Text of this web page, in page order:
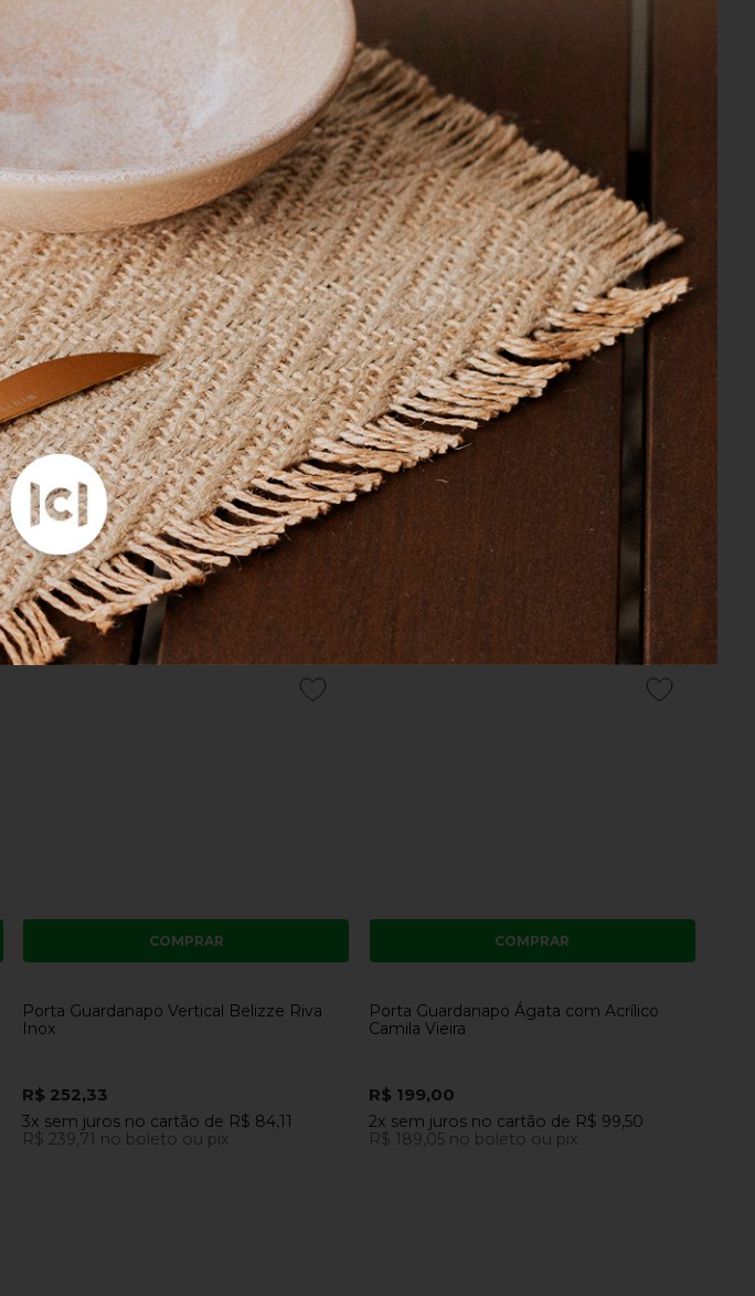
R$ 55,30
R$ 52,53 R$ 52,53
Porta Guardanapo em Vime Natural com
Laranja Sweet Home Decor
R$ 445,00
5x sem jurosno cartãode R$ 89,00
R$ 422,75no boleto ou pix
COMPRAR
Porta Guardanapo Savanah Taj Home
R$ 45,00
no boleto ou pix
COMPRAR
Porta Guardanapo Vertical Belizze Riva
Inox
R$ 252,33
3x sem juros no cartão de R$ 84,11
R$ 239,71 no boleto ou pix
COMPRAR
Porta Guardanapo Ágata com Acrílico
Camila Vieira
R$ 199,00
2x sem juros no cartão de R$ 99,50
R$ 189,05 no boleto ou pix
COMPRAR